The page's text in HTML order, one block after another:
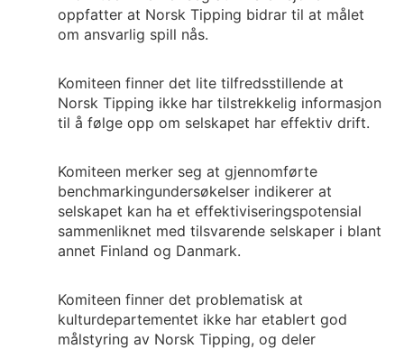
oppfatter at Norsk Tipping bidrar til at målet
om ansvarlig spill nås.
Komiteen finner det lite tilfredsstillende at
Norsk Tipping ikke har tilstrekkelig informasjon
til å følge opp om selskapet har effektiv drift.
Komiteen merker seg at gjennomførte
benchmarkingundersøkelser indikerer at
selskapet kan ha et effektiviseringspotensial
sammenliknet med tilsvarende selskaper i blant
annet Finland og Danmark.
Komiteen finner det problematisk at
kulturdepartementet ikke har etablert god
målstyring av Norsk Tipping, og deler